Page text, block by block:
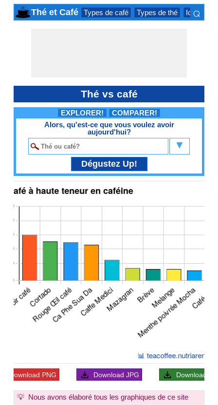
Thé et Café Types de café Types de thé Iced
⌕
Thé vs café
EXPLORER!
COMPARER!
Alors, qu'est-ce que vous voulez avoir
aujourd'hui?
▼
Download PNG Download JPG Download
💡 Nous avons élaboré tous les graphiques de ce site